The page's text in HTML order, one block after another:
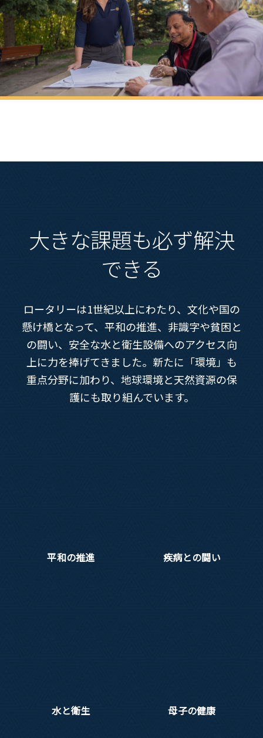
大きな課題も必ず解決
できる
ロータリーは1世紀以上にわたり、文化や国の
懸け橋となって、平和の推進、非識字や貧困と
の闘い、安全な水と衛生設備へのアクセス向
上に力を捧げてきました。新たに「環境」も
重点分野に加わり、地球環境と天然資源の保
護にも取り組んでいます。
平和の推進 疾病との闘い
水と衛生 母子の健康